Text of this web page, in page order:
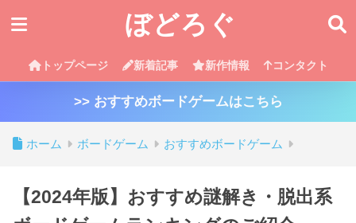
ぼどろぐ
トップページ 新着記事 新作情報 コンタクト
>> おすすめボードゲームはこちら
ホーム ボードゲーム おすすめボードゲーム
【2024年版】おすすめ謎解き・脱出系